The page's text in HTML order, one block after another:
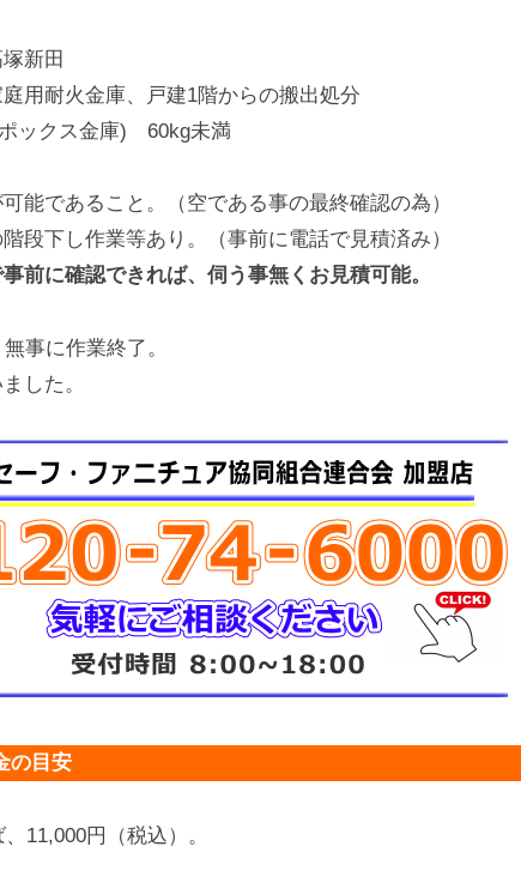
新田
用耐火金庫、戸建1階からの搬出処分
ックス金庫) 60kg未満
能であること。（空である事の最終確認の為）
段下し作業等あり。（事前に電話で見積済み）
前に確認できれば、伺う事無くお見積可能。
事に作業終了。
した。
の目安
11,000円（税込）。